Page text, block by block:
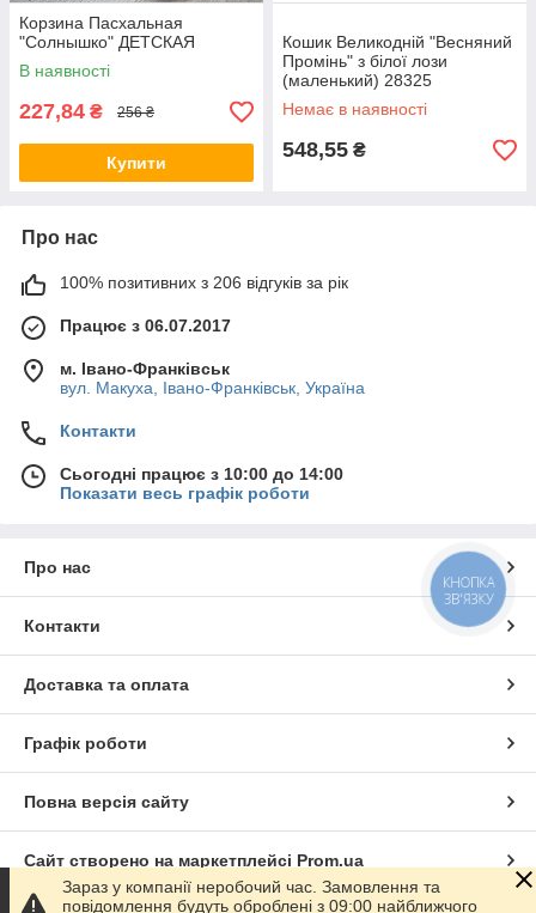
Корзина Пасхальная
"Солнышко" ДЕТСКАЯ
В наявності
227,84 ₴ 256 ₴
Купити
Кошик Великодній "Весняний
Промінь" з білої лози
(маленький) 28325
Немає в наявності
548,55 ₴
Про нас
100% позитивних з 206 відгуків за рік
Працює з 06.07.2017
м. Івано-Франківськ
вул. Макуха, Івано-Франківськ, Україна
Контакти
Сьогодні працює з 10:00 до 14:00
Показати весь графік роботи
Про нас
Контакти
Доставка та оплата
Графік роботи
Повна версія сайту
Сайт створено на маркетплейсі Prom.ua
Зараз у компанії неробочий час. Замовлення та
повідомлення будуть оброблені з 09:00 найближчого
КНОПКА
ЗВ'ЯЗКУ